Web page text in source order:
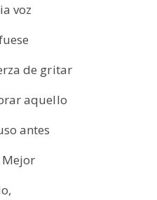
voz
de gritar
aquello
antes
Mejor